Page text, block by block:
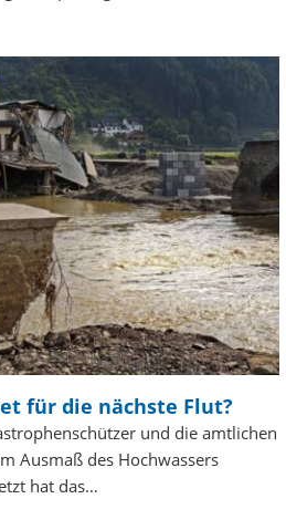
für die nächste Flut?
und die amtlichen
Ausmaß des Hochwassers
hat das…